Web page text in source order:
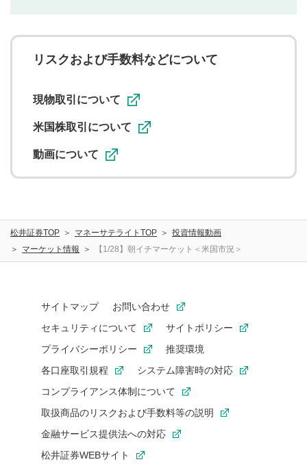
ことを承諾したものとします。また、利用者は、コメント
に関する著作者人格権を行使しないことに同意します。利
用者が投稿したコメントは、当社サービスの広告・宣伝、
ることがあります。
リスクおよび手数料などについて
現物取引について
米国株取引について
動画について
松井証券TOP マネーサテライトTOP
投資情報動画
マーケット情報
【1/28】朝イチマーケット＜米国市況＞
サイトマップ
お問い合わせ
セキュリティについて
サイトポリシー
プライバシーポリシー
推奨環境
各口座取引規程
システム障害時の対応
コンプライアンス体制について
取扱商品のリスクおよび手数料等の説明
金融サービス提供法への対応
松井証券WEBサイト